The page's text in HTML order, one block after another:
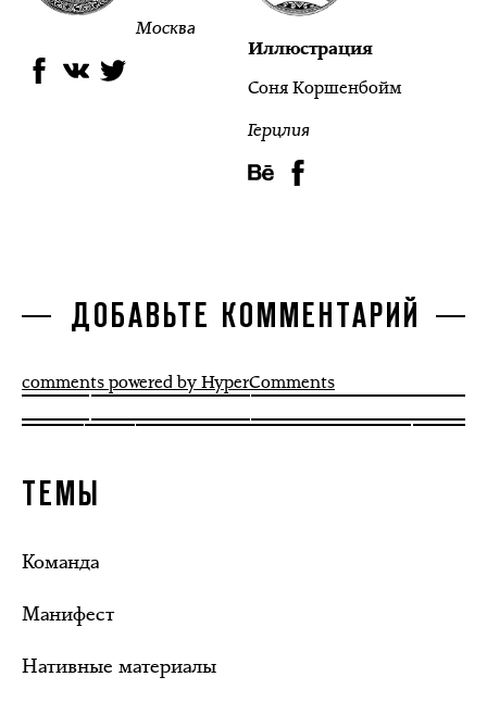
Москва
Иллюстрация
Соня Коршенбойм
Герцлия
ДОБАВЬТЕ КОММЕНТАРИЙ
comments powered by HyperComments
ТЕМЫ
Команда
Манифест
Нативные материалы